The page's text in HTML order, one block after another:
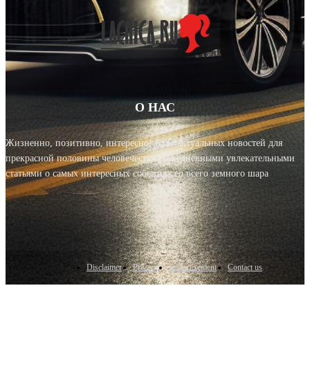
О НАС
Жизненно, позитивно, интересно! Блог актуальных новостей для
прекрасной половины человечества с ежедневными увлекательными
статьями о самых интересных событиях со всего земного шара
Disclaimer Privacy Advertisement Contact us